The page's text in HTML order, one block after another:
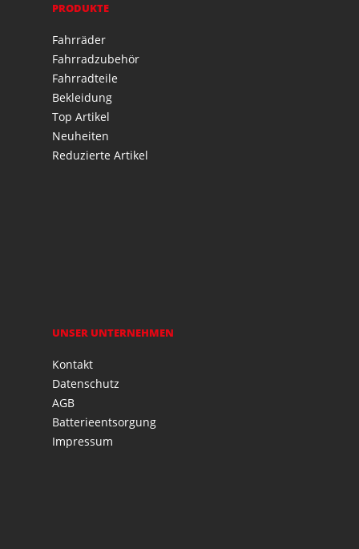
PRODUKTE
Fahrräder
Fahrradzubehör
Fahrradteile
Bekleidung
Top Artikel
Neuheiten
Reduzierte Artikel
UNSER UNTERNEHMEN
Kontakt
Datenschutz
AGB
Batterieentsorgung
Impressum